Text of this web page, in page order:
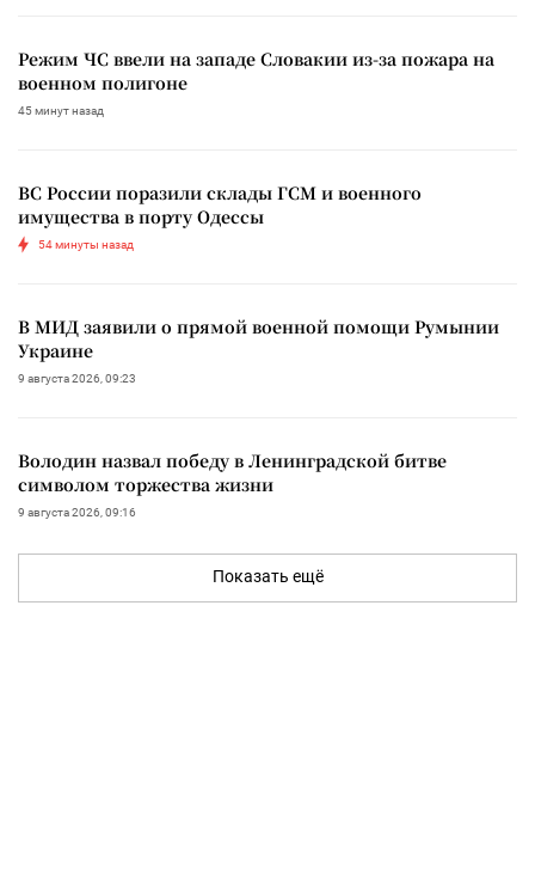
Режим ЧС ввели на западе Словакии из-за пожара на
военном полигоне
45 минут назад
ВС России поразили склады ГСМ и военного
имущества в порту Одессы
54 минуты назад
В МИД заявили о прямой военной помощи Румынии
Украине
9 августа 2026, 09:23
Володин назвал победу в Ленинградской битве
символом торжества жизни
9 августа 2026, 09:16
Показать ещё